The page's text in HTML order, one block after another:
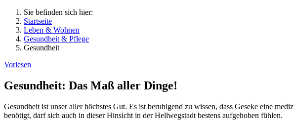
Sie befinden sich hier:
Startseite
Leben & Wohnen
Gesundheit & Pflege
Gesundheit
Vorlesen
Gesundheit: Das Maß aller Dinge!
Gesundheit ist unser aller höchstes Gut. Es ist beruhigend zu wissen, dass Geseke eine
benötigt, darf sich auch in dieser Hinsicht in der Hellwegstadt bestens aufgehoben fühlen.